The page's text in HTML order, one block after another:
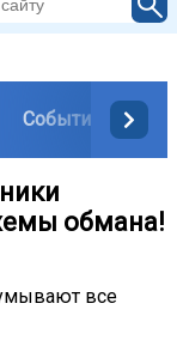
События
обмана!
все